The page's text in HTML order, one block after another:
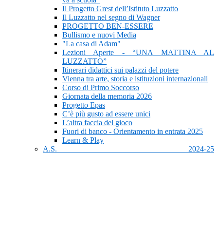
Il Progetto Grest dell’Istituto Luzzatto
Il Luzzatto nel segno di Wagner
PROGETTO BEN-ESSERE
Bullismo e nuovi Media
"La casa di Adam"
Lezioni Aperte - “UNA MATTINA AL
LUZZATTO”
Itinerari didattici sui palazzi del potere
Vienna tra arte, storia e istituzioni internazionali
Corso di Primo Soccorso
Giornata della memoria 2026
Progetto Epas
C’è più gusto ad essere unici
L’altra faccia del gioco
Fuori di banco - Orientamento in entrata 2025
Learn & Play
A.S. 2024-25